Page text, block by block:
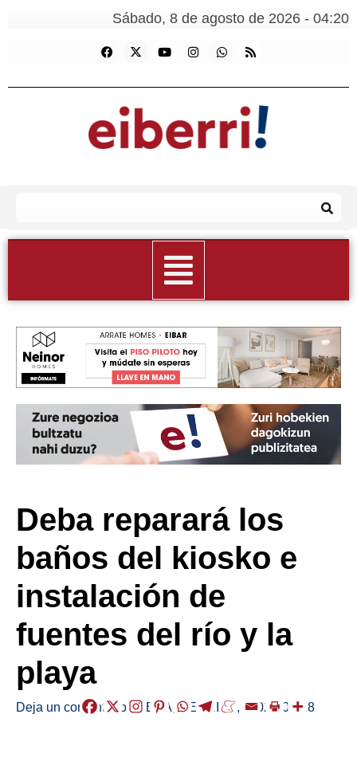
Sábado, 8 de agosto de 2026 - 04:20
Deba reparará los
baños del kiosko e
instalación de
fuentes del río y la
playa
Deja un comentario /DEBA ,HERRIAK, /2026-01-28